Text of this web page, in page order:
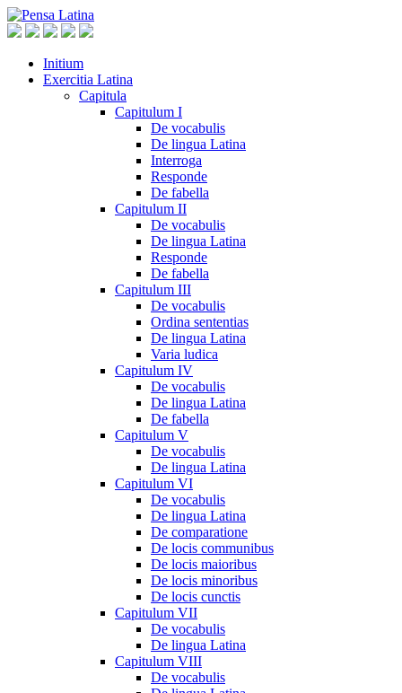
Initium
Exercitia Latina
Capitula
Capitulum I
De vocabulis
De lingua Latina
Interroga
Responde
De fabella
Capitulum II
De vocabulis
De lingua Latina
Responde
De fabella
Capitulum III
De vocabulis
Ordina sententias
De lingua Latina
Varia ludica
Capitulum IV
De vocabulis
De lingua Latina
De fabella
Capitulum V
De vocabulis
De lingua Latina
Capitulum VI
De vocabulis
De lingua Latina
De comparatione
De locis communibus
De locis maioribus
De locis minoribus
De locis cunctis
Capitulum VII
De vocabulis
De lingua Latina
Capitulum VIII
De vocabulis